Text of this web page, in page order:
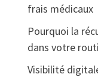
frais médicaux
Pourquoi la
dans votre
Visibilité